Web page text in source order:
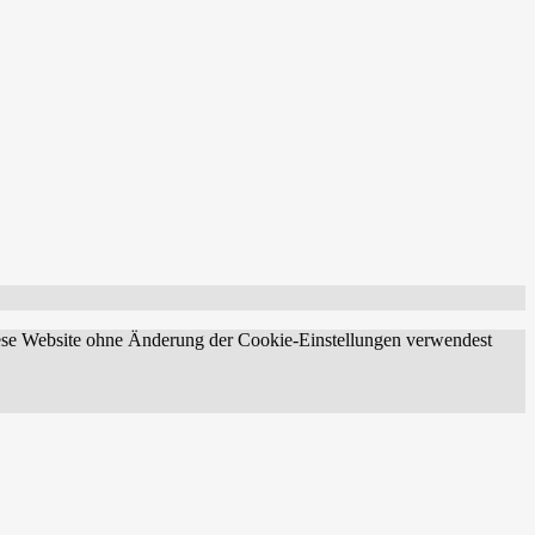
Website ohne Änderung der Cookie-Einstellungen verwendest